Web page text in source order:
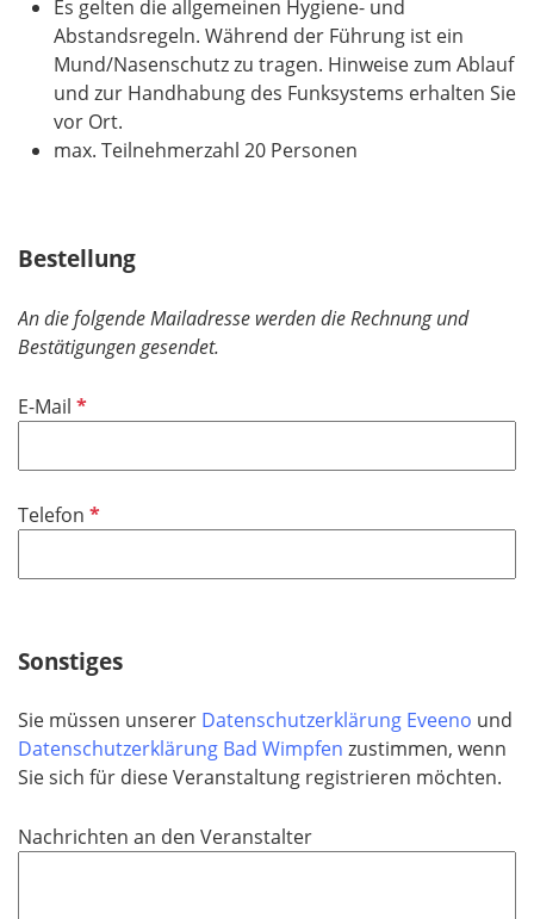
Es gelten die allgemeinen Hygiene- und
Abstandsregeln. Während der Führung ist ein
Mund/Nasenschutz zu tragen. Hinweise zum Ablauf
und zur Handhabung des Funksystems erhalten Sie
vor Ort.
max. Teilnehmerzahl 20 Personen
Bestellung
An die folgende Mailadresse werden die Rechnung und
Bestätigungen gesendet.
E-Mail P
c
t
l
Telefon P
h
f
e
Sonstiges
Sie müssen unserer Datenschutzerklärung Eveeno und
Datenschutzerklärung Bad Wimpfen zustimmen, wenn
Sie sich für diese Veranstaltung registrieren möchten.
Nachrichten an den Veranstalter